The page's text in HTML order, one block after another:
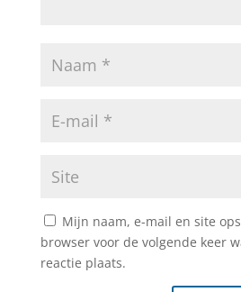
Mijn naam, e-mail en site
browser voor de volgende keer
reactie plaats.